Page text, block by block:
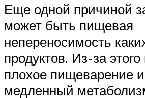
Еще одной причиной
может быть пищевая
непереносимость
продуктов. Из-за
плохое пищеварение
медленный